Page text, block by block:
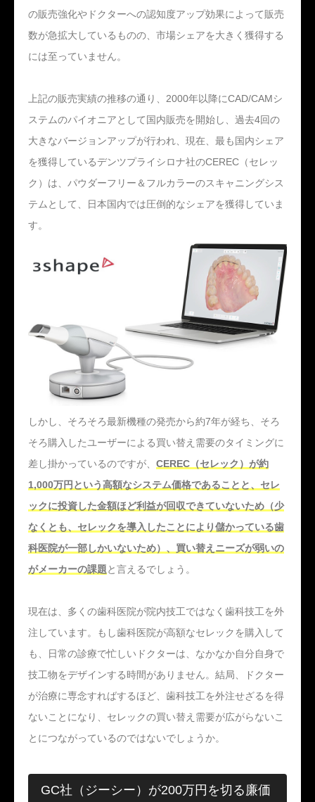
の販売強化やドクターへの認知度アップ効果によって販売
数が急拡大しているものの、市場シェアを大きく獲得する
には至っていません。
上記の販売実績の推移の通り、2000年以降にCAD/CAMシ
ステムのパイオニアとして国内販売を開始し、過去4回の
大きなバージョンアップが行われ、現在、最も国内シェア
を獲得しているデンツプライシロナ社のCEREC（セレッ
ク）は、パウダーフリー＆フルカラーのスキャニングシス
テムとして、日本国内では圧倒的なシェアを獲得していま
す。
しかし、そろそろ最新機種の発売から約7年が経ち、そろ
そろ購入したユーザーによる買い替え需要のタイミングに
差し掛かっているのですが、 CEREC（セレック）が約
1,000万円という高額なシステム価格であることと、セレ
ックに投資した金額ほど利益が回収できていないため（少
なくとも、セレックを導入したことにより儲かっている歯
科医院が一部しかいないため）、買い替えニーズが弱いの
がメーカーの課題と言えるでしょう。
現在は、多くの歯科医院が院内技工ではなく歯科技工を外
注しています。もし歯科医院が高額なセレックを購入して
も、日常の診療で忙しいドクターは、なかなか自分自身で
技工物をデザインする時間がありません。結局、ドクター
が治療に専念すればするほど、歯科技工を外注せざるを得
ないことになり、セレックの買い替え需要が広がらないこ
とにつながっているのではないでしょうか。
GC社（ジーシー）が200万円を切る廉価